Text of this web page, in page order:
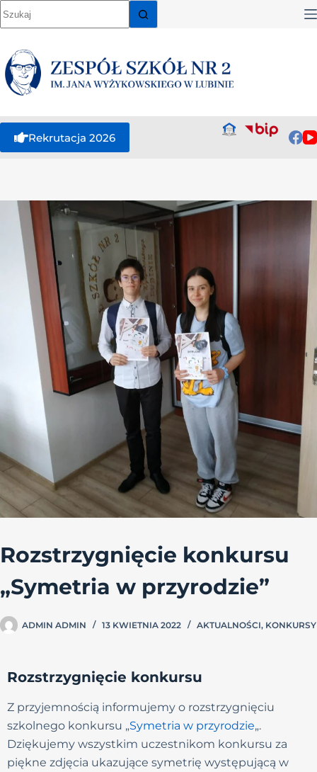
Rekrutacja 2026
Rozstrzygnięcie konkursu
„Symetria w przyrodzie”
ADMIN ADMIN 13 KWIETNIA 2022 AKTUALNOŚCI, KONKURSY
Rozstrzygnięcie konkursu
Z przyjemnością informujemy o rozstrzygnięciu
szkolnego konkursu „Symetria w przyrodzie„.
Dziękujemy wszystkim uczestnikom konkursu za
piękne zdjęcia ukazujące symetrię występującą w